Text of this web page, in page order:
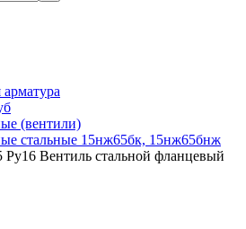
(вентили)
стальные 15нж65бк, 15нж65бнж
Вентиль стальной фланцевый